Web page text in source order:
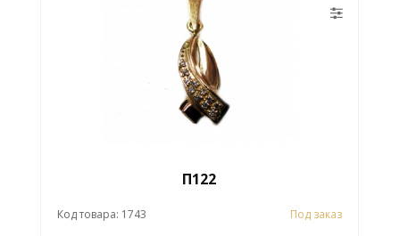
П122
Код товара: 1743 Под заказ